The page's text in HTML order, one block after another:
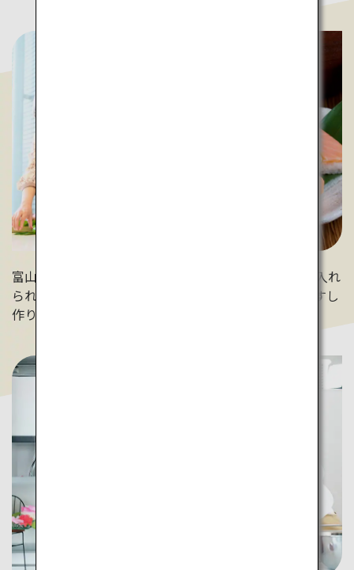
富山県の郷土料理「ます寿司」。木製の曲げわっぱに入れ
られた寿司からは日本らしさを感じられます。ますのすし
作り体験も出来ます！（源）